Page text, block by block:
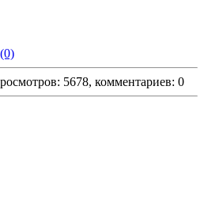
5678, комментариев: 0